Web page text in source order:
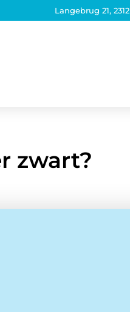
Langebrug 21,
zwart?